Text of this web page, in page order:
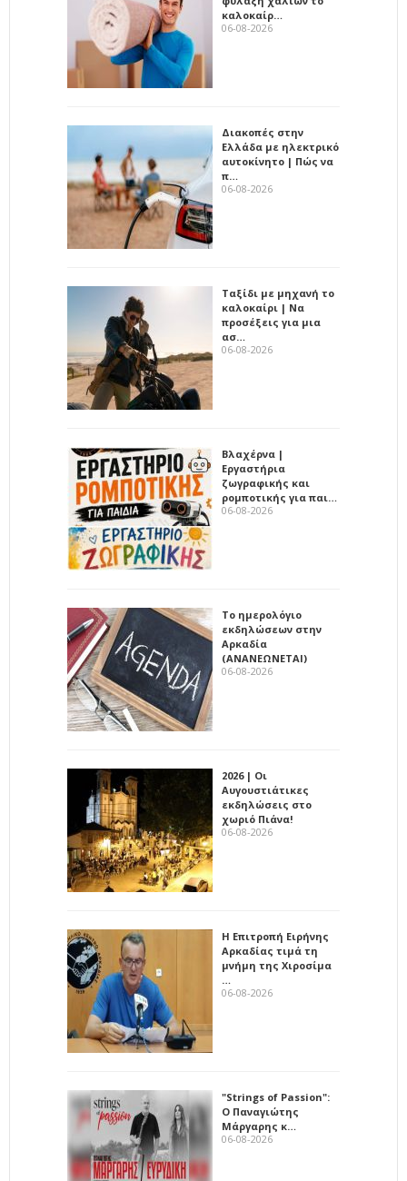
καλοκαίρ…
06-08-2026
Διακοπές στην
Ελλάδα με ηλεκτρικό
αυτοκίνητο | Πώς να
π…
06-08-2026
Ταξίδι με μηχανή το
καλοκαίρι | Να
προσέξεις για μια
ασ…
06-08-2026
Βλαχέρνα |
Εργαστήρια
ζωγραφικής και
ρομποτικής για παι…
06-08-2026
Το ημερολόγιο
εκδηλώσεων στην
Αρκαδία
(ΑΝΑΝΕΩΝΕΤΑΙ)
06-08-2026
2026 | Οι
Αυγουστιάτικες
εκδηλώσεις στο
χωριό Πιάνα!
06-08-2026
Η Επιτροπή Ειρήνης
Αρκαδίας τιμά τη
μνήμη της Χιροσίμα
…
06-08-2026
"Strings of Passion":
Ο Παναγιώτης
Μάργαρης κ…
06-08-2026